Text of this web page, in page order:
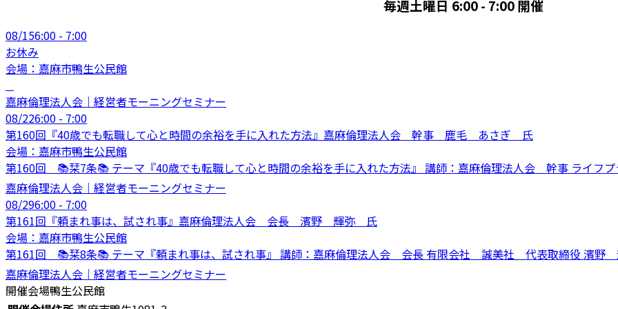
毎週土曜日 6:00 - 7:00 開催
08/156:00 - 7:00
お休み
会場： 嘉麻市鴨生公民館
嘉麻倫理法人会｜経営者モーニングセミナー
08/226:00 - 7:00
第160回『40歳でも転職して心と時間の余裕を手に入れた方法』嘉麻倫理法人会 幹事 鹿毛 あさぎ 氏
会場： 嘉麻市鴨生公民館
第160回 📚栞7条📚 テーマ『40歳でも転職して心と時間の余裕を手に入れた方法』 講師：嘉麻倫理法人会 幹事 ライフプ
嘉麻倫理法人会｜経営者モーニングセミナー
08/296:00 - 7:00
第161回『頼まれ事は、試され事』嘉麻倫理法人会 会長 濱野 輝弥 氏
会場： 嘉麻市鴨生公民館
第161回 📚栞8条📚 テーマ『頼まれ事は、試され事』 講師：嘉麻倫理法人会 会長 有限会社 誠美社 代表取締役 濱
嘉麻倫理法人会｜経営者モーニングセミナー
開催会場鴨生公民館